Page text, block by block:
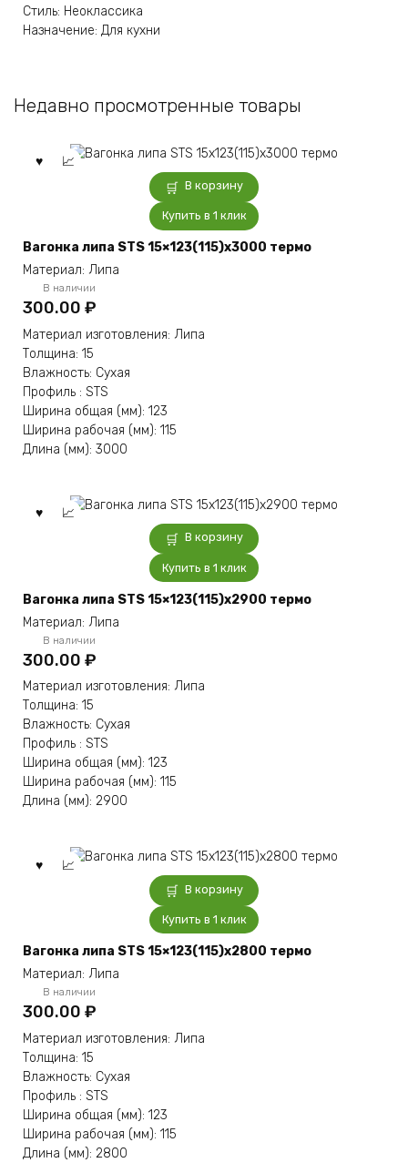
Стиль: Неоклассика
Назначение: Для кухни
Недавно просмотренные товары
В корзину
Купить в 1 клик
Вагонка липа STS 15×123(115)x3000 термо
Материал: Липа
В наличии
300.00 ₽
Материал изготовления: Липа
Толщина: 15
Влажность: Сухая
Профиль : STS
Ширина общая (мм): 123
Ширина рабочая (мм): 115
Длина (мм): 3000
В корзину
Купить в 1 клик
Вагонка липа STS 15×123(115)x2900 термо
Материал: Липа
В наличии
300.00 ₽
Материал изготовления: Липа
Толщина: 15
Влажность: Сухая
Профиль : STS
Ширина общая (мм): 123
Ширина рабочая (мм): 115
Длина (мм): 2900
В корзину
Купить в 1 клик
Вагонка липа STS 15×123(115)x2800 термо
Материал: Липа
В наличии
300.00 ₽
Материал изготовления: Липа
Толщина: 15
Влажность: Сухая
Профиль : STS
Ширина общая (мм): 123
Ширина рабочая (мм): 115
Длина (мм): 2800